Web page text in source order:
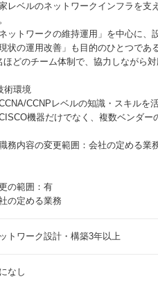
レベルのネットワークインフラを
ネットワークの維持運用」を中心に
現状の運用改善」も目的のひとつで
ほどのチーム体制で、協力しながら対
術環境
CCNA/CCNPレベルの知識・スキルを
CISCO機器だけでなく、複数ベンダー
職務内容の変更範囲：会社の定める業務
の範囲：有
の定める業務
トワーク設計・構築3年以上
なし